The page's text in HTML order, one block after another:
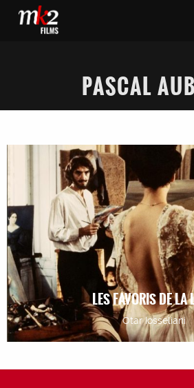
PASCAL
LES FAVORIS DE LA
Otar Iosseliani